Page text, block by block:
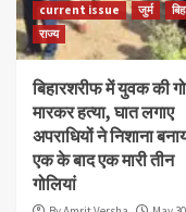
current issue जुर्म
राज्य
बिहारशरीफ में युवक की
मारकर हत्या, घात लगाए
अपराधियों ने निशाना
एक के बाद एक मारी तीन
गोलियां